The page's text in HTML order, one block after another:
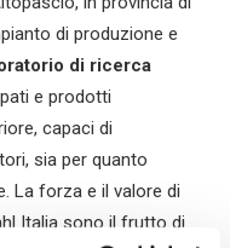
di produzione e
di ricerca
e prodotti
capaci di
sia per quanto
La forza e il valore di
Italia sono il frutto di